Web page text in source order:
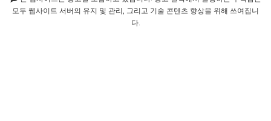
모두 웹사이트 서버의 유지 및 관리, 그리고 기술 콘텐츠 향상을 위해 쓰여집니
다.